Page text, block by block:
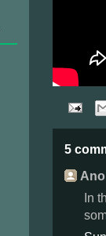
5
In